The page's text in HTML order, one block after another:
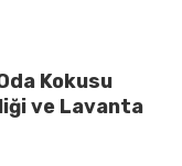
Kokusu
ve Lavanta